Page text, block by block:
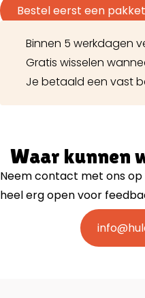
Bestel eerst een pakket
Binnen 5 werkdagen
Gratis wisselen
Je betaald een vast
Waar kunnen
Neem contact met ons
heel erg open voor